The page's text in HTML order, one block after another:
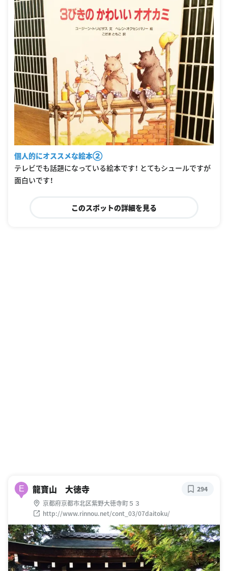
個人的にオススメな絵本②
テレビでも話題になっている絵本です！ とてもシュールですが
面白いです！
このスポットの詳細を見る
E 龍寶山 大徳寺
京都府京都市北区紫野大徳寺町５３
http://www.rinnou.net/cont_03/07daitoku/
294